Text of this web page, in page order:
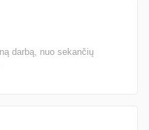
darbą, nuo sekančių